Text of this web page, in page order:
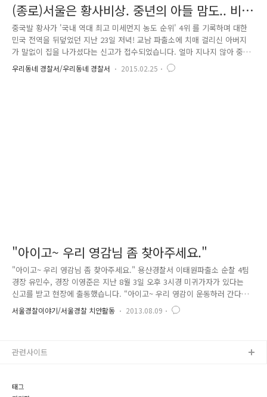
(종로)서울은 황사비상. 중년의 아들 맘도.. 비
상!
중국발 황사가 '국내 역대 최고 미세먼지 농도 순위' 4위 를 기록하며 대한
민국 전역을 뒤덮었던 지난 23일 저녁! 교남 파출소에 치매 걸리신 아버지
가 말없이 집을 나가셨다는 신고가 접수되었습니다. 얼마 지나지 않아 중
년의 남성이 다급히 들어와 신고한 사람이라며 실종자가 아버지라고.. '치
매도 그렇지만 아버지 연세가 97세요..' 이렇게 황사 주의보가 발령되면 일
우리동네 경찰서/우리동네 경찰서 2015.02.25
"아이고~ 우리 영감님 좀 찾아주세요."
"아이고~ 우리 영감님 좀 찾아주세요." 용산경찰서 이태원파출소 순찰 4팀
경장 유민수, 경장 이영준은 지난 8월 3일 오후 3시경 미귀가자가 있다는
신고를 받고 현장에 출동했습니다. “아이고~ 우리 영감이 운동하러 간다고
아침 7시에 나가서는 아직도 안들어 오고 있어요. 밥도 못먹었을텐데…”
할아버지는 80세고, 할머니는 70세랍니다. 몇 해 전에 할아버지께서 풍이
온 32도, 체감온도가 35도를 넘나드는 날씨에 몸도 불편하신 할아버지가 8
서울경찰이야기/서울경찰 치안활동 2013.08.09
태그
관련사이트